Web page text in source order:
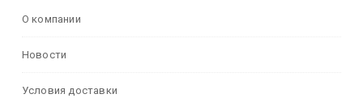
О компании
Новости
Условия доставки